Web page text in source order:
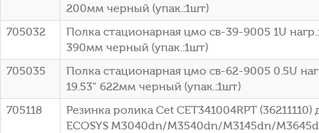
200мм черный (упак.:1шт)
705032
Полка стационарная цмо св-39-9005 1U
390мм черный (упак.:1шт)
705035
Полка стационарная цмо св-62-9005 0.5U
19.53" 622мм черный (упак.:1шт)
705118
Резинка ролика Cet CET341004RPT (36211110)
ECOSYS M3040dn/M3540dn/M3145dn/